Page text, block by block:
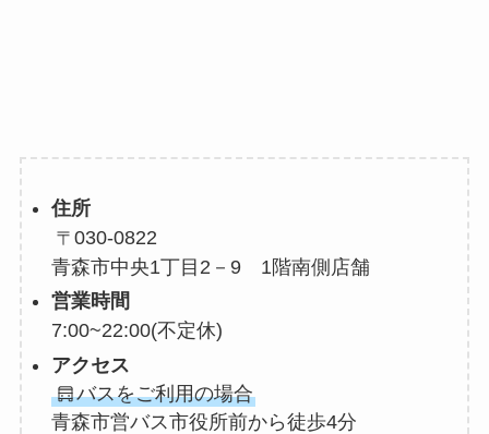
住所
030-0822
青森市中央1丁目2－9 1階南側店舗
営業時間
7:00~22:00(不定休)
アクセス
バスをご利用の場合
青森市営バス市役所前から徒歩4分